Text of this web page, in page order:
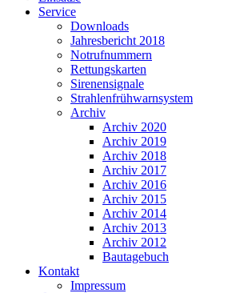
Service
Downloads
Jahresbericht 2018
Notrufnummern
Rettungskarten
Sirenensignale
Strahlenfrühwarnsystem
Archiv
Archiv 2020
Archiv 2019
Archiv 2018
Archiv 2017
Archiv 2016
Archiv 2015
Archiv 2014
Archiv 2013
Archiv 2012
Bautagebuch
Kontakt
Impressum